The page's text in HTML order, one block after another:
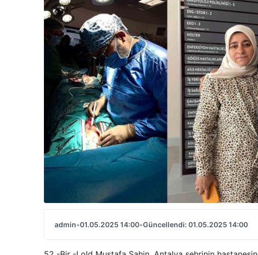
admin•01.05.2025 14:00•Güncellendi: 01.05.2025 14:00